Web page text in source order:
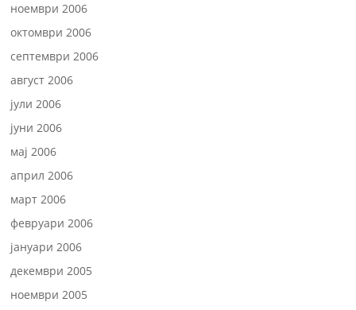
ноември 2006
октомври 2006
септември 2006
август 2006
јули 2006
јуни 2006
мај 2006
април 2006
март 2006
февруари 2006
јануари 2006
декември 2005
ноември 2005